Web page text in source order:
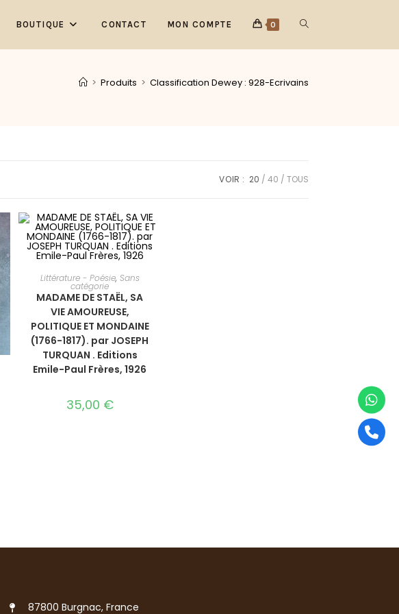
BOUTIQUE CONTACT MON COMPTE 0
> Produits > Classification Dewey : 928-Ecrivains
VOIR : 20 40 TOUS
AJOUTER AU PANIER
Littérature - Poésie, Sans
catégorie
MADAME DE STAËL, SA
VIE AMOUREUSE,
POLITIQUE ET MONDAINE
(1766-1817). par JOSEPH
TURQUAN . Editions
Emile-Paul Frères, 1926
35,00 €
87800 Burgnac, France